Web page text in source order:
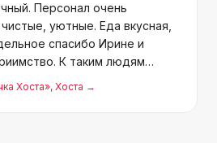
Персонал очень
уютные. Еда вкусная,
спасибо Ирине и
К таким людям
Хоста», Хоста →